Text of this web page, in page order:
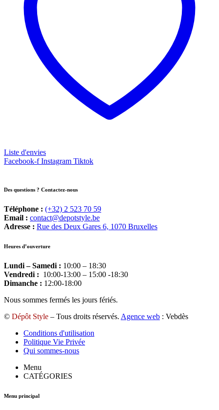
Liste d'envies
Facebook-f Instagram Tiktok
Des questions ? Contactez-nous
Téléphone : (+32) 2 523 70 59
Email : contact@depotstyle.be
Adresse : Rue des Deux Gares 6, 1070 Bruxelles
Heures d’ouverture
Lundi – Samedi : 10:00 – 18:30
Vendredi : 10:00-13:00 – 15:00 -18:30
Dimanche : 12:00-18:00
Nous sommes fermés les jours fériés.
© Dépôt Style – Tous droits réservés. Agence web : Vebdès
Conditions d'utilisation
Politique Vie Privée
Qui sommes-nous
Menu
CATÉGORIES
Menu principal